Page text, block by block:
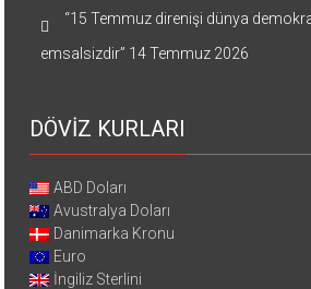
“15 Temmuz direnişi dünya
emsalsizdir” 14 Temmuz 2026
DÖVİZ KURLARI
ABD Doları
Avustralya Doları
Danimarka Kronu
Euro
İngiliz Sterlini